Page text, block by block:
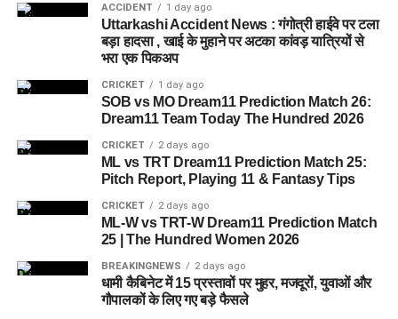
आसपास जमीन तलाशने की थी, लेकिन फिलहाल उपयुक्त जमीन उपलब्ध
नहीं हो पाई है। अब विभाग की ओर से हरिद्वार और आसपास के क्षेत्रों में
जमीन की तलाश की जा रही है। अधिकारियों को उम्मीद है कि हरिद्वार में
इसके लिए उपयुक्त जमीन मिल सकती है।
इसके अलावा उत्तरकाशी जिले के चिन्यालीसौड़ में भी एक जमीन को लेकर
संभावनाएं देखी जा रही हैं। विभाग यह जांच कर रहा है कि वहां की जमीन
और परिस्थितियां आलंबन गांव के निर्माण के लिए उपयुक्त हैं या नहीं।
महिलाओं और बच्चों को मिलेगा नया जीवन
आलंबन गांव की यह योजना सिर्फ एक नया भवन या परिसर तैयार करने की
कवायद नहीं है, बल्कि नारी निकेतन में रहने वाली महिलाओं और बच्चों के
प्रति सोच में बदलाव की कोशिश भी है।
ACCIDENT 1 day ago
Uttarkashi Accident News : गंगोत्री हाईवे पर टला
बड़ा हादसा , खाई के मुहाने पर अटका कांवड़ यात्रियों से
भरा एक पिकअप
CRICKET 1 day ago
SOB vs MO Dream11 Prediction Match 26:
Dream11 Team Today The Hundred 2026
CRICKET 2 days ago
ML vs TRT Dream11 Prediction Match 25:
Pitch Report, Playing 11 & Fantasy Tips
CRICKET 2 days ago
ML-W vs TRT-W Dream11 Prediction Match
25 | The Hundred Women 2026
BREAKINGNEWS 2 days ago
धामी कैबिनेट में 15 प्रस्तावों पर मुहर, मजदूरों, युवाओं और
गौपालकों के लिए गए बड़े फैसले